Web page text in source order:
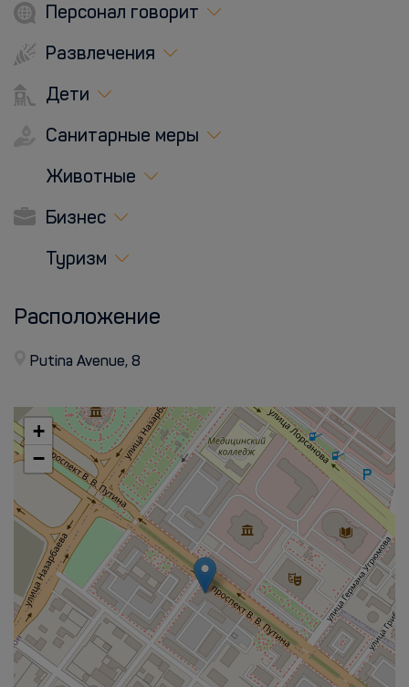
Персонал говорит
Развлечения
Дети
Санитарные меры
Животные
Бизнес
Туризм
Расположение
Putina Avenue, 8
+
−